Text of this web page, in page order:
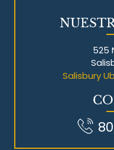
525
Salisbury